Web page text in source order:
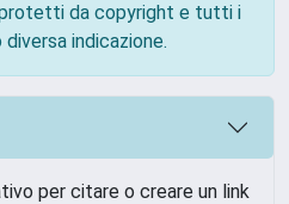
da copyright e tutti i
indicazione.
per citare o creare un link